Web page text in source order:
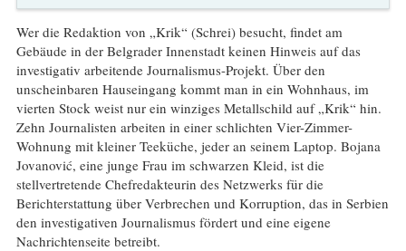
Wer die Redaktion von „Krik“ (Schrei) besucht, findet am
Gebäude in der Belgrader Innenstadt keinen Hinweis auf das
investigativ arbeitende Journalismus-Projekt. Über den
unscheinbaren Hauseingang kommt man in ein Wohnhaus, im
vierten Stock weist nur ein winziges Metallschild auf „Krik“ hin.
Zehn Journalisten arbeiten in einer schlichten Vier-Zimmer-
Wohnung mit kleiner Teeküche, jeder an seinem Laptop. Bojana
Jovanović, eine junge Frau im schwarzen Kleid, ist die
stellvertretende Chefredakteurin des Netzwerks für die
Berichterstattung über Verbrechen und Korruption, das in Serbien
den investigativen Journalismus fördert und eine eigene
Nachrichtenseite betreibt.